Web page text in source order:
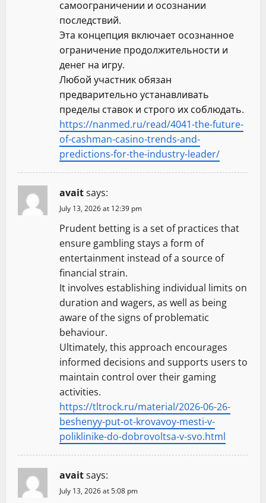
самоограничении и осознании
последствий.
Эта концепция включает осознанное
ограничение продолжительности и
денег на игру.
Любой участник обязан
предварительно устанавливать
пределы ставок и строго их соблюдать.
https://nanmed.ru/read/4041-the-future-
of-cashman-casino-trends-and-
predictions-for-the-industry-leader/
avaitsays:
July 13, 2026 at 12:39 pm
Prudent betting is a set of practices that
ensure gambling stays a form of
entertainment instead of a source of
financial strain.
It involves establishing individual limits on
duration and wagers, as well as being
aware of the signs of problematic
behaviour.
Ultimately, this approach encourages
informed decisions and supports users to
maintain control over their gaming
activities.
https://tltrock.ru/material/2026-06-26-
beshenyy-put-ot-krovavoy-mesti-v-
poliklinike-do-dobrovoltsa-v-svo.html
avaitsays:
July 13, 2026 at 5:08 pm